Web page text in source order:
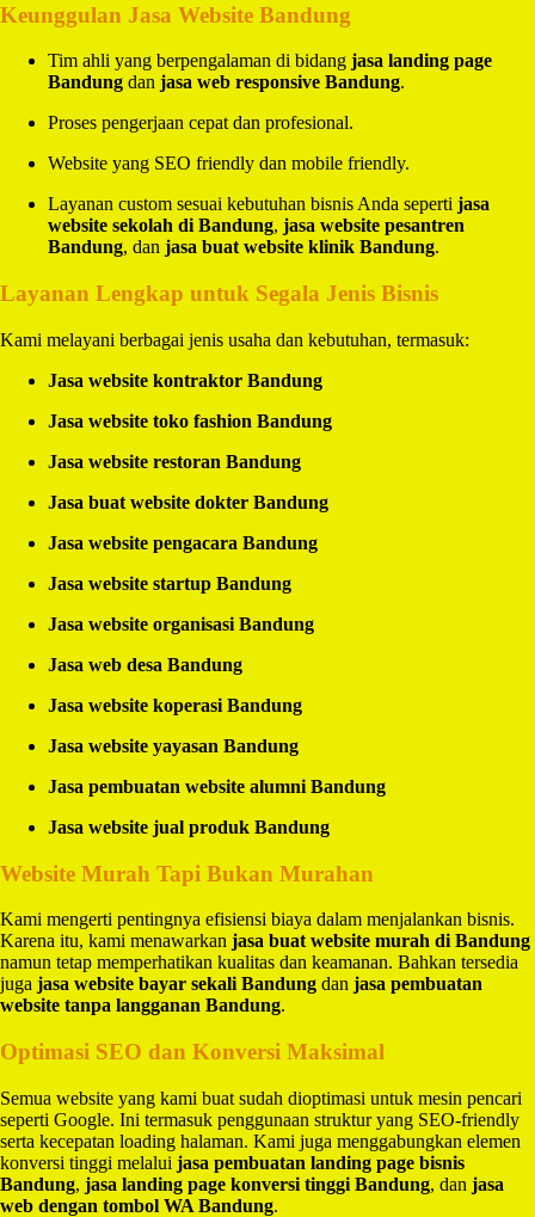
Keunggulan Jasa Website Bandung
Tim ahli yang berpengalaman di bidang jasa landing page
Bandung dan jasa web responsive Bandung.
Proses pengerjaan cepat dan profesional.
Website yang SEO friendly dan mobile friendly.
Layanan custom sesuai kebutuhan bisnis Anda seperti jasa
website sekolah di Bandung, jasa website pesantren
Bandung, dan jasa buat website klinik Bandung.
Layanan Lengkap untuk Segala Jenis Bisnis
Kami melayani berbagai jenis usaha dan kebutuhan, termasuk:
Jasa website kontraktor Bandung
Jasa website toko fashion Bandung
Jasa website restoran Bandung
Jasa buat website dokter Bandung
Jasa website pengacara Bandung
Jasa website startup Bandung
Jasa website organisasi Bandung
Jasa web desa Bandung
Jasa website koperasi Bandung
Jasa website yayasan Bandung
Jasa pembuatan website alumni Bandung
Jasa website jual produk Bandung
Website Murah Tapi Bukan Murahan
Kami mengerti pentingnya efisiensi biaya dalam menjalankan bisnis.
Karena itu, kami menawarkan jasa buat website murah di Bandung
namun tetap memperhatikan kualitas dan keamanan. Bahkan tersedia
juga jasa website bayar sekali Bandung dan jasa pembuatan
website tanpa langganan Bandung.
Optimasi SEO dan Konversi Maksimal
Semua website yang kami buat sudah dioptimasi untuk mesin pencari
seperti Google. Ini termasuk penggunaan struktur yang SEO-friendly
serta kecepatan loading halaman. Kami juga menggabungkan elemen
konversi tinggi melalui jasa pembuatan landing page bisnis
Bandung, jasa landing page konversi tinggi Bandung, dan jasa
web dengan tombol WA Bandung.